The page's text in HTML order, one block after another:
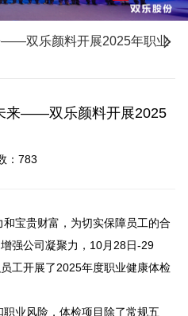
——双乐颜料开展2025年职业

来——双乐颜料开展2025
： 783
宝贵财富，为切实保障员工的合
强公司凝聚力，10月 28日-29
工开展了2025年度职业健康体检
业风险，体检项目除了常规五